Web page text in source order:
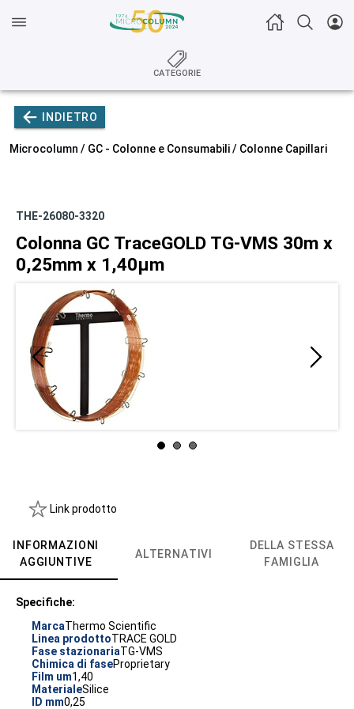
CATEGORIE
INDIETRO
Microcolumn / GC - Colonne e Consumabili/ Colonne Capillari
THE-26080-3320
Colonna GC TraceGOLD TG-VMS 30m x
0,25mm x 1,40µm
Link prodotto
INFORMAZIONI
AGGIUNTIVE
ALTERNATIVI
DELLA STESSA
FAMIGLIA
Specifiche:
MarcaThermo Scientific
Linea prodottoTRACE GOLD
Fase stazionariaTG-VMS
Chimica di faseProprietary
Film um1,40
MaterialeSilice
ID mm0,25